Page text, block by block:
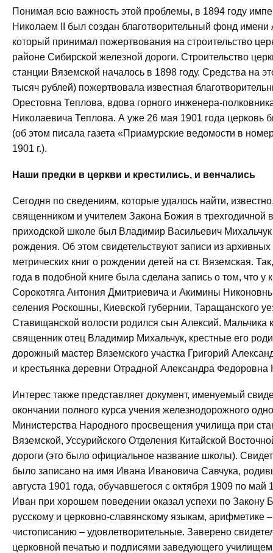
Понимая всю важность этой проблемы, в 1894 году
Николаем II был создан благотворительный фонд имени
который принимал пожертвования на строительство
районе Сибирской железной дороги. Строительство
станции Вяземской началось в 1898 году. Средства на
тысяч рублей) пожертвовала известная
Орестовна Теплова, вдова горного инженера-
Николаевича Теплова. А уже 26 мая 1901 года церковь
(об этом писала газета «Приамурские ведомости в
1901 г.).
Наши предки в церкви и крестились, и венчались
Сегодня по сведениям, которые удалось найти,
священником и учителем Закона Божия в трехгодичной
приходской школе был Владимир Васильевич Михальчук
рождения. Об этом свидетельствуют записи из
метрических книг о рождении детей на ст. Вяземская.
года в подобной книге была сделана запись о том, что у
Сорокотяга Антония Дмитриевича и Акимины
селения Роскошны, Киевской губернии, Таращанского
Ставищанской волости родился сын Алексий. Мальчика
священник отец Владимир Михальчук, крестные его
дорожный мастер Вяземского участка Григорий
и крестьянка деревни Отрадной Александра Федоровна
Интерес также представляет документ, именуемый
окончании полного курса учения железнодорожного
Министерства Народного просвещения училища при
Вяземской, Уссурийского Отделения Китайской
дороги (это было официальное название школы).
было записано на имя Ивана Ивановича Савчука,
августа 1901 года, обучавшегося с октября 1909 по май
Иван при хорошем поведении оказал успехи по Закону
русскому и церковно-славянскому языкам, арифметике
чистописанию – удовлетворительные. Заверено
церковной печатью и подписями заведующего